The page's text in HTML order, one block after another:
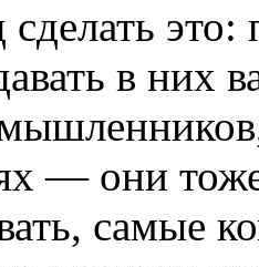
в них
— они
самые